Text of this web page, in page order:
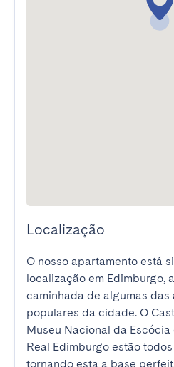
Localização
O nosso apartamento está
localização em Edimburgo,
caminhada de algumas das
populares da cidade. O
Museu Nacional da
Real Edimburgo estão
tornando esta a base